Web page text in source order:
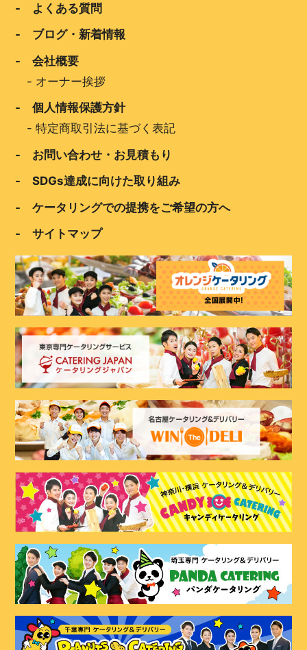
- よくある質問
- ブログ・新着情報
- 会社概要
- オーナー挨拶
- 個人情報保護方針
-特定商取引法に基づく表記
- お問い合わせ・お見積もり
- SDGs達成に向けた取り組み
- ケータリングでの提携をご希望の方へ
- サイトマップ